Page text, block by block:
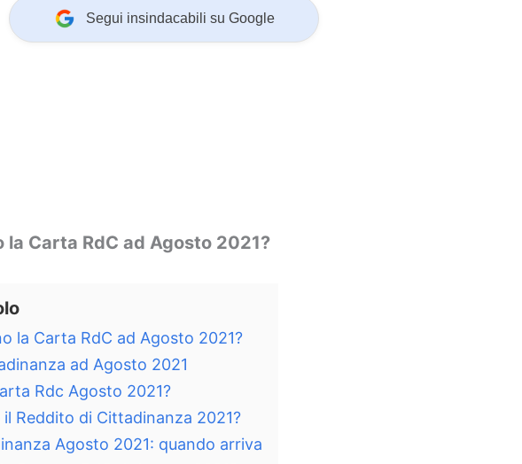
Segui insindacabili su Google
la Carta RdC ad Agosto 2021?
la Carta RdC ad Agosto 2021?
ad Agosto 2021
Rdc Agosto 2021?
Reddito di Cittadinanza 2021?
Agosto 2021: quando arriva